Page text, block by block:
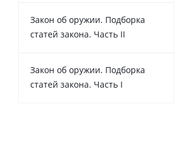
Закон об оружии. Подборка
статей закона. Часть II
Закон об оружии. Подборка
статей закона. Часть I